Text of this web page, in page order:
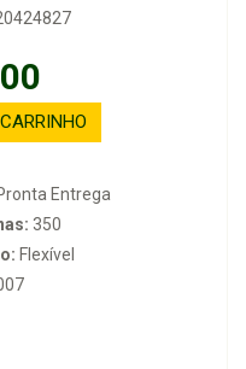
Entrega
350
Flexível